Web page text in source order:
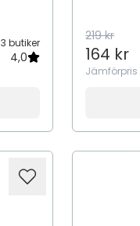
3 butiker
4,0
219 kr
164 kr
Jämförpris